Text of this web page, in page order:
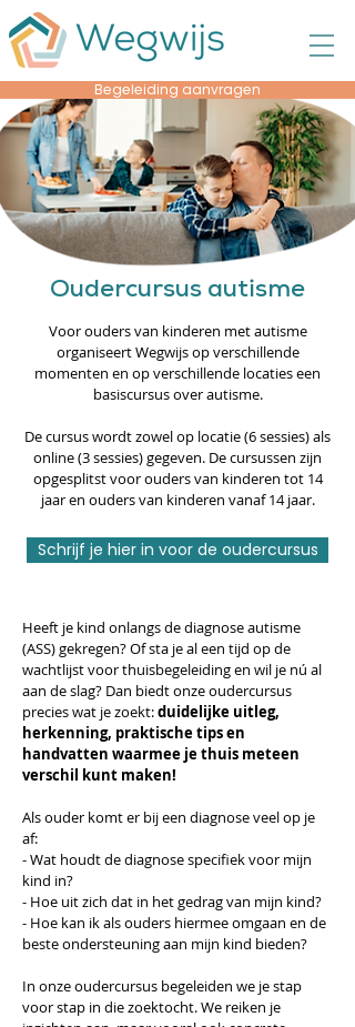
Begeleiding aanvragen
Oudercursus autisme
Voor ouders van kinderen met autisme
organiseert Wegwijs op verschillende
momenten en op verschillende locaties een
basiscursus over autisme.
De cursus wordt zowel op locatie (6 sessies) als
online (3 sessies) gegeven. De cursussen zijn
opgesplitst voor ouders van kinderen tot 14
jaar en ouders van kinderen vanaf 14 jaar.
Schrijf je hier in voor de oudercursus
Heeft je kind onlangs de diagnose autisme
(ASS) gekregen? Of sta je al een tijd op de
wachtlijst voor thuisbegeleiding en wil je nú al
aan de slag? Dan biedt onze oudercursus
precies wat je zoekt:duidelijke uitleg,
herkenning, praktische tips en
handvatten waarmee je thuis meteen
verschil kunt maken!
Als ouder komt er bij een diagnose veel op je
af:
- Wat houdt de diagnose specifiek voor mijn
kind in?
- Hoe uit zich dat in het gedrag van mijn kind?
- Hoe kan ik als ouders hiermee omgaan en de
beste ondersteuning aan mijn kind bieden?
In onze oudercursus begeleiden we je stap
voor stap in die zoektocht. We reiken je